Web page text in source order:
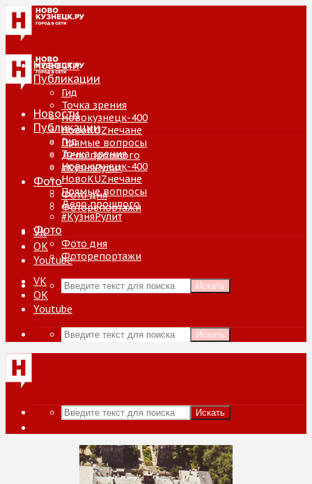
Новости
Публикации
Гид
Точка зрения
Новокузнецк-400
НовоKUZнечане
Прямые вопросы
Дело прошлого
#КузняРулит
Фото
Фото дня
Фоторепортажи
VK
ОК
Youtube
Искать
Новости
Публикации
Гид
Точка зрения
Новокузнецк-400
НовоKUZнечане
Прямые вопросы
Дело прошлого
#КузняРулит
Фото
Фото дня
Фоторепортажи
VK
ОК
Youtube
Искать
Искать